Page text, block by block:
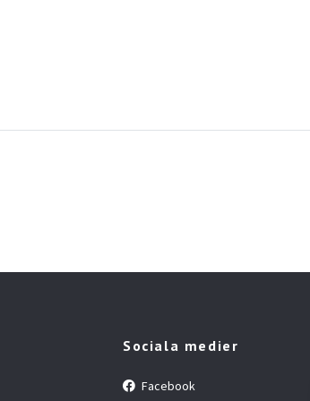
Sociala medier
Facebook